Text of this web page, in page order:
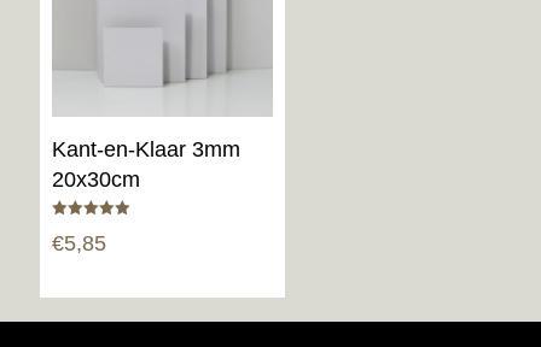
Kant-en-Klaar 3mm
20x30cm
5.00
€5,85